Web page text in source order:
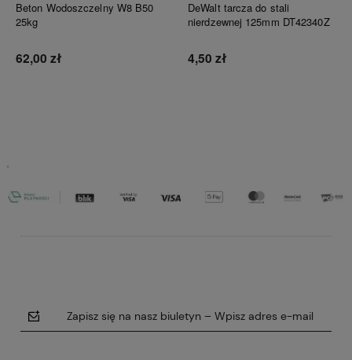
Beton Wodoszczelny W8 B50
25kg
62,00 zł
DeWalt tarcza do stali
nierdzewnej 125mm DT42340Z
4,50 zł
Zapisz się na nasz biuletyn – Wpisz adres e-mail